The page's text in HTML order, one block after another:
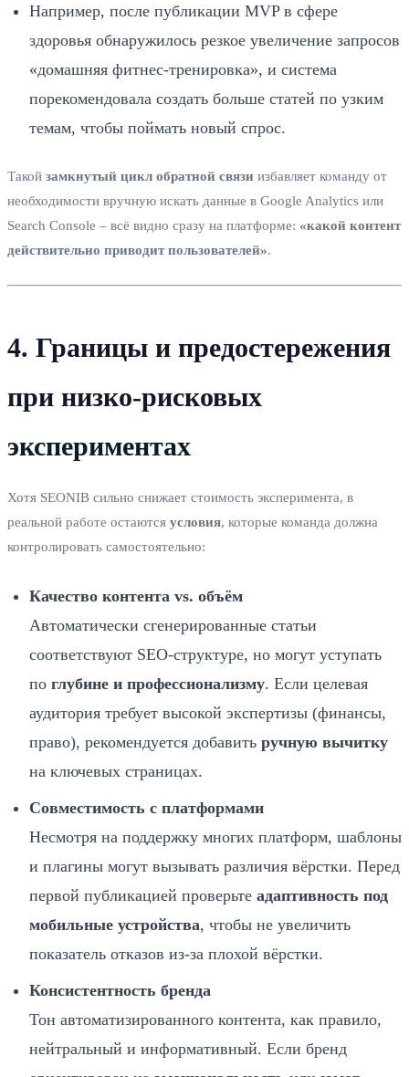
Например, после публикации MVP в сфере
здоровья обнаружилось резкое увеличение запросов
«домашняя фитнес‑тренировка», и система
порекомендовала создать больше статей по узким
темам, чтобы поймать новый спрос.
Такой замкнутый цикл обратной связи избавляет команду от
необходимости вручную искать данные в Google Analytics или
Search Console – всё видно сразу на платформе: «какой контент
действительно приводит пользователей».
4. Границы и предостережения
при низко‑рисковых
экспериментах
Хотя SEONIB сильно снижает стоимость эксперимента, в
реальной работе остаются условия, которые команда должна
контролировать самостоятельно:
Качество контента vs. объём
Автоматически сгенерированные статьи
соответствуют SEO‑структуре, но могут уступать
по глубине и профессионализму. Если целевая
аудитория требует высокой экспертизы (финансы,
право), рекомендуется добавить ручную вычитку
на ключевых страницах.
Совместимость с платформами
Несмотря на поддержку многих платформ, шаблоны
и плагины могут вызывать различия вёрстки. Перед
первой публикацией проверьте адаптивность под
мобильные устройства, чтобы не увеличить
показатель отказов из‑за плохой вёрстки.
Консистентность бренда
Тон автоматизированного контента, как правило,
нейтральный и информативный. Если бренд